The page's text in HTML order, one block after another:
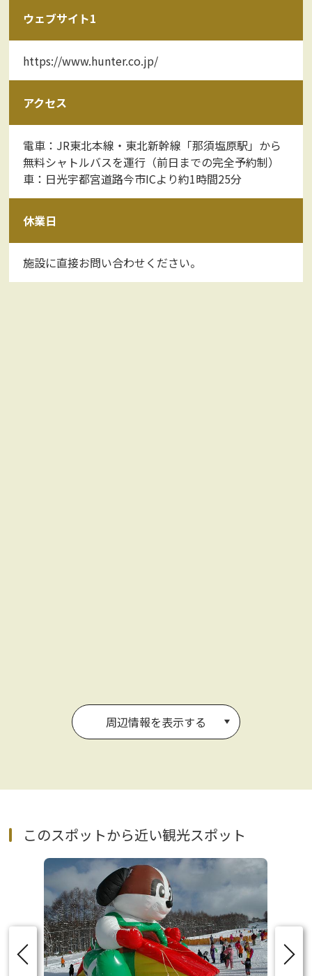
ウェブサイト1
https://www.hunter.co.jp/
アクセス
電車：JR東北本線・東北新幹線「那須塩原駅」から
無料シャトルバスを運行（前日までの完全予約制）
車：日光宇都宮道路今市ICより約1時間25分
休業日
施設に直接お問い合わせください。
周辺情報を表示する
このスポットから近い観光スポット